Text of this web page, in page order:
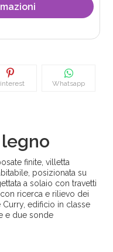
Whatsapp
finite, villetta
posizionata su
a solaio con travetti
ricerca e rilievo dei
edificio in classe
e due sonde